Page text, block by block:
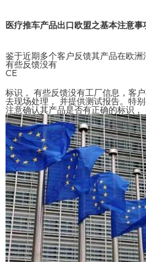
医疗推车产品出口欧盟之基本注意事
鉴于近期多个客户反馈其产品在欧洲
有些反馈没有
CE
标识， 有些反馈没有工厂信息，客
去现场处理， 并提供测试报告。特
注意确认其产品是否有正确的标识，